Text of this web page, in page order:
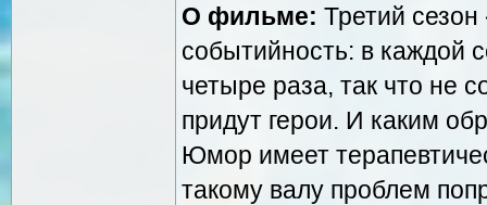
О фильме: Третий
событийность: в каждой
четыре раза, так что не
придут герои. И каким
Юмор имеет
такому валу проблем